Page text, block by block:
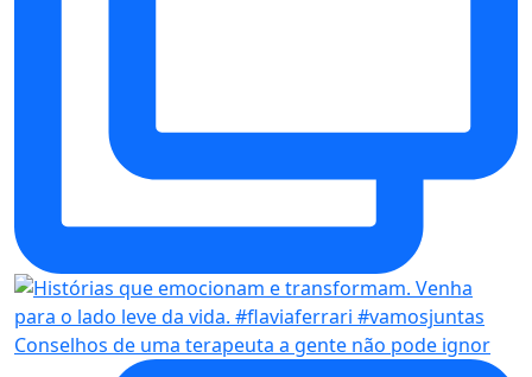
Conselhos de uma terapeuta a gente não pode ignor